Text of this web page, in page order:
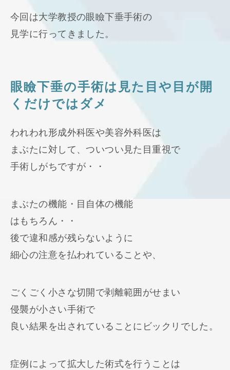
今回は大学教授の眼瞼下垂手術の
見学に行ってきました。
眼瞼下垂の手術は見た目や目が開
くだけではダメ
われわれ形成外科医や美容外科医は
まぶたに対して、ついつい見た目重視で
手術しがちですが・・
まぶたの機能・目自体の機能
はもちろん・・
後で違和感が残らないように
細心の注意を払われていることや、
ごくごく小さな切開で剥離範囲がせまい
侵襲が小さい手術で
良い結果を出されていることにビックリでした。
症例によって拡大した術式を行うことは